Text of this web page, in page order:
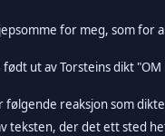
for meg, som for
ut av Torsteins dikt
følgende reaksjon som
teksten, der det ett sted